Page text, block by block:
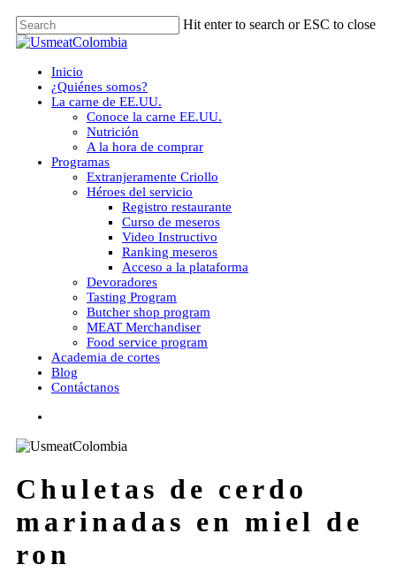
Skip
to
content
Hit enter to search or ESC to close
Close
Menu
Inicio
¿Quiénes somos?
La carne de EE.UU.
Conoce la carne EE.UU.
Nutrición
A la hora de comprar
Programas
Extranjeramente Criollo
Héroes del servicio
Registro restaurante
Curso de meseros
Video Instructivo
Ranking meseros
Acceso a la plataforma
Devoradores
Tasting Program
Butcher shop program
MEAT Merchandiser
Food service program
Academia de cortes
Blog
Contáctanos
Chuletas de cerdo
marinadas en miel de
ron